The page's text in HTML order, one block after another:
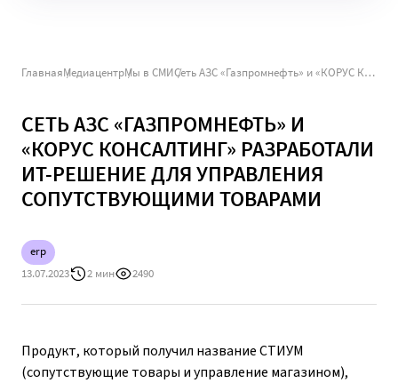
ГлавнаяМедиацентрМы в СМИ Сеть АЗС «Газпромнефть» и «КОРУС Консалтинг» разработали ИТ-решение для управления сопутствующими товарами
СЕТЬ АЗС «ГАЗПРОМНЕФТЬ» И
«КОРУС КОНСАЛТИНГ» РАЗРАБОТАЛИ
ИТ-РЕШЕНИЕ ДЛЯ УПРАВЛЕНИЯ
СОПУТСТВУЮЩИМИ ТОВАРАМИ
erp
13.07.2023
2 мин 2490
Продукт, который получил название СТИУМ
(сопутствующие товары и управление магазином),